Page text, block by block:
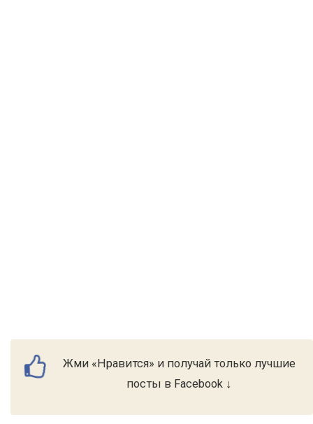
Жми «Нравится» и получай только лучшие
посты в Facebook ↓